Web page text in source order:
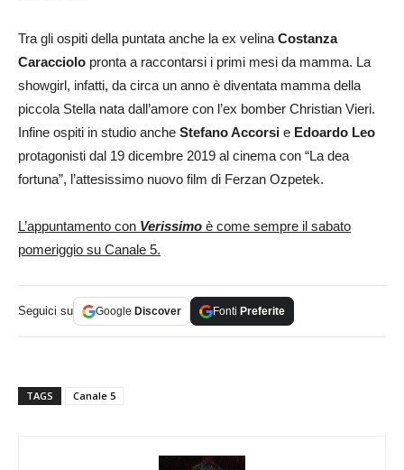
Tra gli ospiti della puntata anche la ex velina Costanza
Caracciolo pronta a raccontarsi i primi mesi da mamma. La
showgirl, infatti, da circa un anno è diventata mamma della
piccola Stella nata dall’amore con l’ex bomber Christian Vieri.
Infine ospiti in studio anche Stefano Accorsi e Edoardo Leo
protagonisti dal 19 dicembre 2019 al cinema con “La dea
fortuna”, l’attesissimo nuovo film di Ferzan Ozpetek.
L’appuntamento con Verissimo è come sempre il sabato
pomeriggio su Canale 5.
Seguici su Google Discover Fonti Preferite
TAGS Canale 5